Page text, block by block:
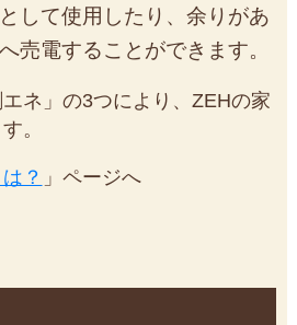
して使用したり、余りがあ
売電することができます。
エネ」の3つにより、ZEHの家
。
？ 」ページへ